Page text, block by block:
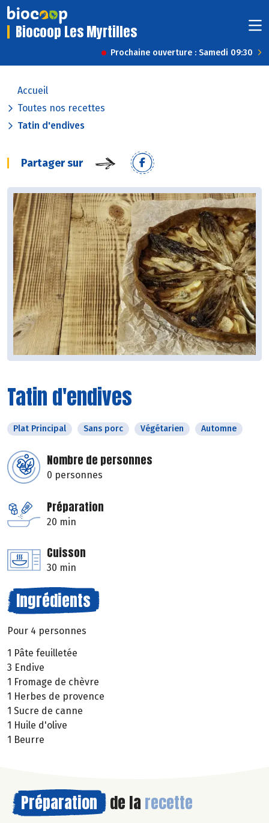
Biocoop Les Myrtilles
Prochaine ouverture : Samedi 09:30
Accueil
Toutes nos recettes
Tatin d'endives
Partager sur
Tatin d'endives
Plat Principal Sans porc Végétarien Automne
Nombre de personnes
0 personnes
Préparation
20 min
Cuisson
30 min
Ingrédients
Pour 4 personnes
1 Pâte feuilletée
3 Endive
1 Fromage de chèvre
1 Herbes de provence
1 Sucre de canne
1 Huile d'olive
1 Beurre
Préparation de la recette